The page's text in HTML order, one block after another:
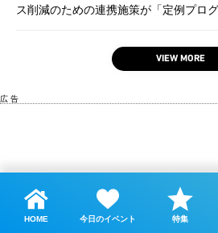
HOME 今日のイベント 特集
ス削減のための連携施策が「定例プロ
VIEW MORE
広 告